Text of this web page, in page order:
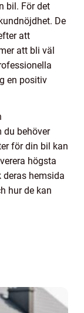
bil. För det
De
att
att bli väl
en positiv
du behöver
för din bil kan
högsta
deras hemsida
hur de kan